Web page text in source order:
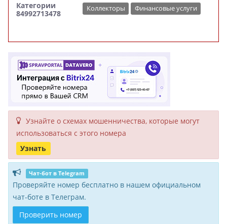
Категории
84992713478
Коллекторы Финансовые услуги
Узнайте о схемах мошенни­чества, кото­рые могут
исполь­зоваться с этого номера
Узнать
Чат-бот в Telegram
Проверяйте номер бесплатно в нашем официальном
чат-боте в Телеграм.
Проверить номер